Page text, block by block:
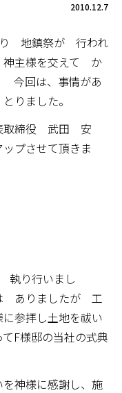
2010.12.7
地鎮祭が 行われ
主様を交えて か
今回は、事情があ
ました。
取締役 武田 安
プさせて頂きま
り行いまし
ありましたが 工
参拝し土地を祓い
F様邸の当社の式典
神様に感謝し、施